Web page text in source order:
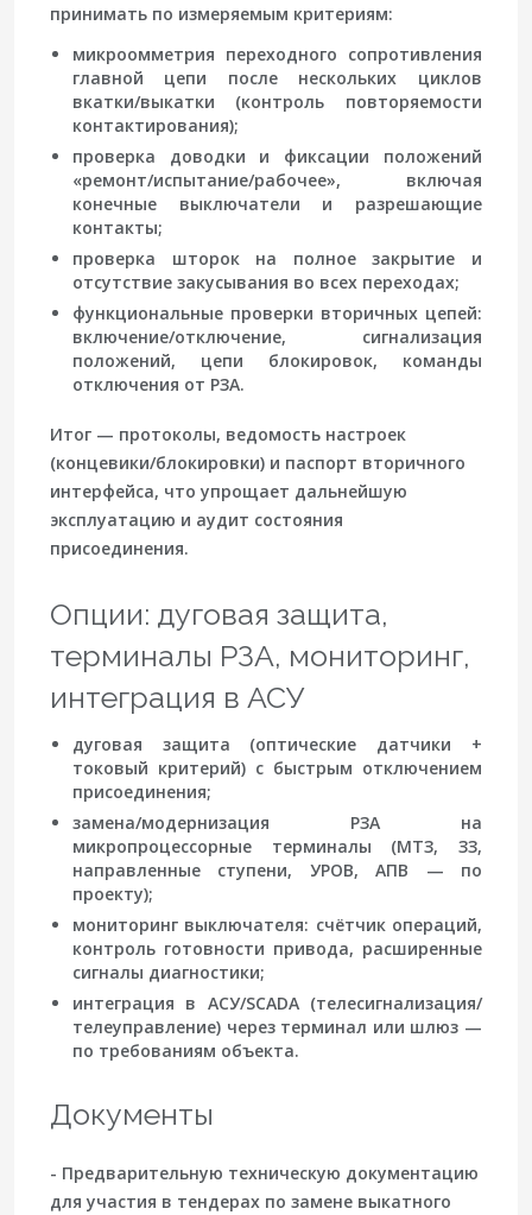
принимать по измеряемым критериям:
микроомметрия переходного сопротивления
главной цепи после нескольких циклов
вкатки/выкатки (контроль повторяемости
контактирования);
проверка доводки и фиксации положений
«ремонт/испытание/рабочее», включая
конечные выключатели и разрешающие
контакты;
проверка шторокна полное закрытие и
отсутствие закусывания во всех переходах;
функциональные проверки вторичных цепей:
включение/отключение, сигнализация
положений, цепи блокировок, команды
отключения от РЗА.
Итог — протоколы, ведомость настроек
(концевики/блокировки) и паспорт вторичного
интерфейса, что упрощает дальнейшую
эксплуатацию и аудит состояния
присоединения.
Опции: дуговая защита,
терминалы РЗА, мониторинг,
интеграция в АСУ
дуговая защита (оптические датчики +
токовый критерий) с быстрым отключением
присоединения;
замена/модернизация РЗА на
микропроцессорные терминалы (МТЗ, ЗЗ,
направленные ступени, УРОВ, АПВ — по
проекту);
мониторинг выключателя: счётчик операций,
контроль готовности привода, расширенные
сигналы диагностики;
интеграция в АСУ/SCADA (телесигнализация/
телеуправление) через терминал или шлюз —
по требованиям объекта.
Документы
- Предварительную техническую документацию
для участия в тендерах по замене выкатного